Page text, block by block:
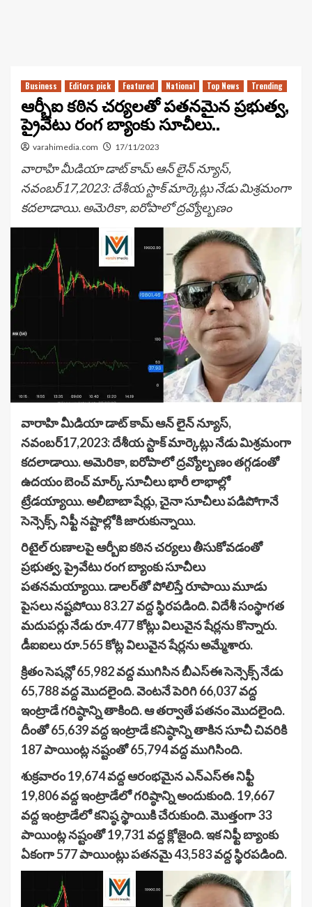
Business Editors pick Featured National Top News Trending
ఆర్బీఐ కఠిన చర్యలతో పతనమైన ప్రభుత్వ,
ప్రైవేటు రంగ బ్యాంకు సూచీలు..
varahimedia.com 17/11/2023
వారాహి మీడియా డాట్ కామ్ ఆన్ లైన్ న్యూస్,
నవంబర్17,2023: దేశీయ స్టాక్ మార్కెట్లు నేడు మిశ్రమంగా
కదలాడాయి. అమెరికా, ఐరోపాలో ద్రవ్యోల్బణం
వారాహి మీడియా డాట్ కామ్ ఆన్ లైన్ న్యూస్,
నవంబర్17,2023: దేశీయ స్టాక్ మార్కెట్లు నేడు మిశ్రమంగా
కదలాడాయి. అమెరికా, ఐరోపాలో ద్రవ్యోల్బణం తగ్గడంతో
ఉదయం బెంచ్ మార్క్ సూచీలు భారీ లాభాల్లో
ట్రేడయ్యాయి. అలీబాబా షేర్లు, చైనా సూచీలు పడిపోగానే
సెన్సెక్స్, నిఫ్టీ నష్టాల్లోకి జారుకున్నాయి.
రిటైల్ రుణాలపై ఆర్బీఐ కఠిన చర్యలు తీసుకోవడంతో
ప్రభుత్వ, ప్రైవేటు రంగ బ్యాంకు సూచీలు
పతనమయ్యాయి. డాలర్‌తో పోలిస్తే రూపాయి మూడు
పైసలు నష్టపోయి 83.27 వద్ద స్థిరపడింది. విదేశీ సంస్థాగత
మదుపర్లు నేడు రూ.477 కోట్లు విలువైన షేర్లను కొన్నారు.
డీఐఐలు రూ.565 కోట్ల విలువైన షేర్లను అమ్మేశారు.
క్రితం సెషన్లో 65,982 వద్ద ముగిసిన బీఎస్ఈ సెన్సెక్స్ నేడు
65,788 వద్ద మొదలైంది. వెంటనే పెరిగి 66,037 వద్ద
ఇంట్రాడే గరిష్ఠాన్ని తాకింది. ఆ తర్వాతే పతనం మొదలైంది.
దీంతో 65,639 వద్ద ఇంట్రాడే కనిష్ఠాన్ని తాకిన సూచీ చివరికి
187 పాయింట్ల నష్టంతో 65,794 వద్ద ముగిసింది.
శుక్రవారం 19,674 వద్ద ఆరంభమైన ఎన్ఎస్ఈ నిఫ్టీ
19,806 వద్ద ఇంట్రాడేలో గరిష్ఠాన్ని అందుకుంది. 19,667
వద్ద ఇంట్రాడేలో కనిష్ఠ స్థాయికి చేరుకుంది. మొత్తంగా 33
పాయింట్ల నష్టంతో 19,731 వద్ద క్లోజైంది. ఇక నిఫ్టీ బ్యాంకు
ఏకంగా 577 పాయింట్లు పతనమై 43,583 వద్ద స్థిరపడింది.